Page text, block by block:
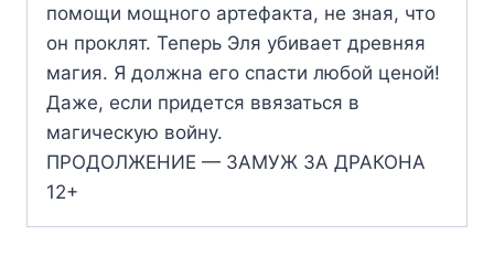
помощи мощного артефакта, не зная, что
он проклят. Теперь Эля убивает древняя
магия. Я должна его спасти любой ценой!
Даже, если придется ввязаться в
магическую войну.
ПРОДОЛЖЕНИЕ — ЗАМУЖ ЗА ДРАКОНА
12+